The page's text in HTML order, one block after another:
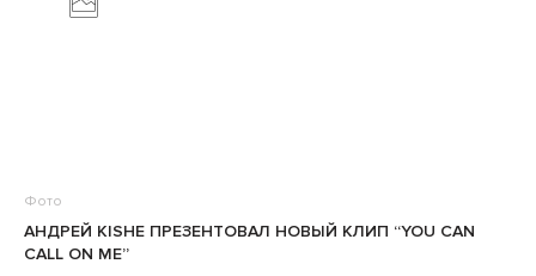
Фото
АНДРЕЙ KISHE ПРЕЗЕНТОВАЛ НОВЫЙ КЛИП “YOU CAN
CALL ON ME”